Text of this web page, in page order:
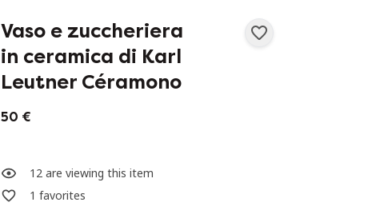
Vaso e zuccheriera
in ceramica di Karl
Leutner Céramono
50 €
12 are viewing this item
1 favorites